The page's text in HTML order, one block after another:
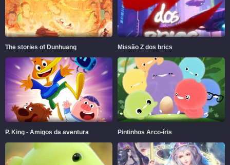
The stories of Dunhuang Missão Z dos brics
P. King - Amigos da aventura Pintinhos Arco-íris